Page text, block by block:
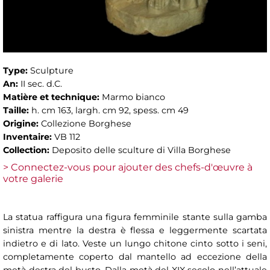
Type: Sculpture
An: II sec. d.C.
Matière et technique: Marmo bianco
Taille: h. cm 163, largh. cm 92, spess. cm 49
Origine: Collezione Borghese
Inventaire: VB 112
Collection: Deposito delle sculture di Villa Borghese
> Connectez-vous pour ajouter des chefs-d'œuvre à
votre galerie
La statua raffigura una figura femminile stante sulla gamba
sinistra mentre la destra è flessa e leggermente scartata
indietro e di lato. Veste un lungo chitone cinto sotto i seni,
completamente coperto dal mantello ad eccezione della